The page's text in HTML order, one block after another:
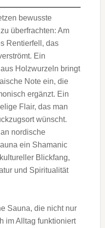
bewusste
überfrachten: Am
Rentierfell, das
Ein
Holzwurzeln bringt
Note ein, die
ergänzt. Ein
Flair, das man
wünscht.
nordische
ein Shamanic
Blickfang,
und Spiritualität
Sauna, die nicht nur
im Alltag funktioniert